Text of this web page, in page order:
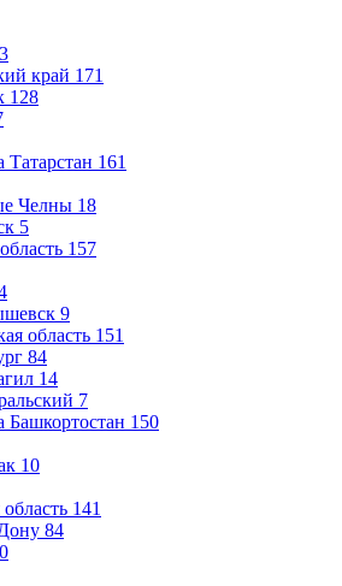
край 171
128
Татарстан 161
Челны 18
5
157
9
область 151
84
14
7
Башкортостан 150
10
141
84